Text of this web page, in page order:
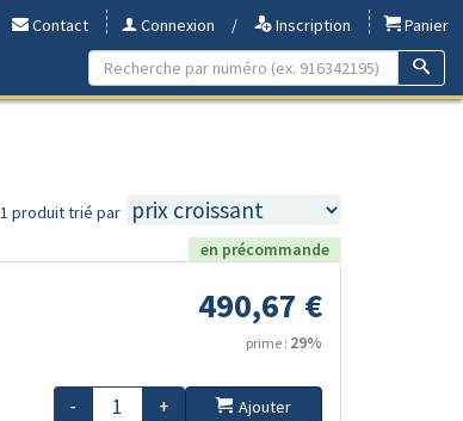
Contact Connexion / Inscription
Panier
1 produit trié par
en précommande
490,67 €
prime : 29%
- + Ajouter